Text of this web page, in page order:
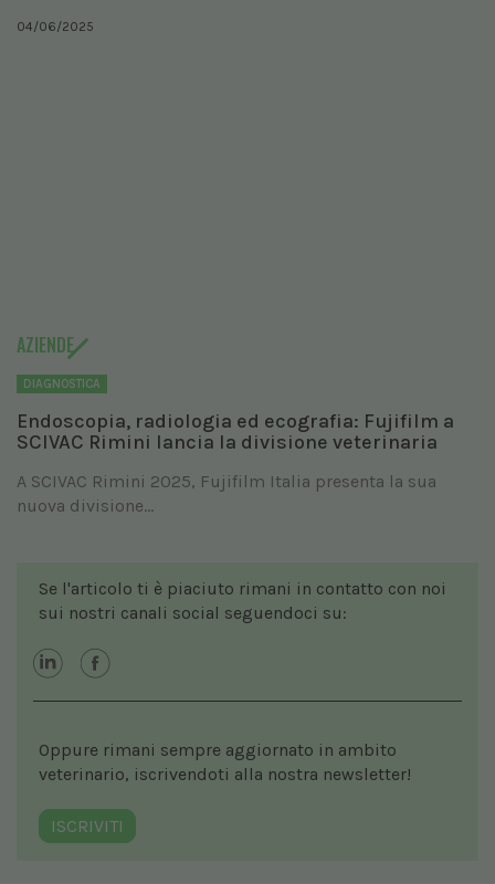
04/06/2025
AZIENDE
DIAGNOSTICA
Endoscopia, radiologia ed ecografia: Fujifilm a
SCIVAC Rimini lancia la divisione veterinaria
A SCIVAC Rimini 2025, Fujifilm Italia presenta la sua
nuova divisione...
Se l'articolo ti è piaciuto rimani in contatto con noi
sui nostri canali social seguendoci su:
Oppure rimani sempre aggiornato in ambito
veterinario, iscrivendoti alla nostra newsletter!
ISCRIVITI